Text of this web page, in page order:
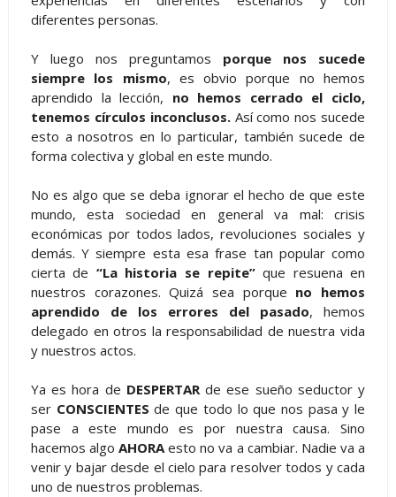
diferentes personas.
Y luego nos preguntamos porque nos sucede
siempre los mismo, es obvio porque no hemos
aprendido la lección, no hemos cerrado el ciclo,
tenemos círculos inconclusos.Así como nos sucede
esto a nosotros en lo particular, también sucede de
forma colectiva y global en este mundo.
No es algo que se deba ignorar el hecho de que este
mundo, esta sociedad en general va mal: crisis
económicas por todos lados, revoluciones sociales y
demás. Y siempre esta esa frase tan popular como
cierta de “La historia se repite”que resuena en
nuestros corazones. Quizá sea porque no hemos
aprendido de los errores del pasado, hemos
delegado en otros la responsabilidad de nuestra vida
y nuestros actos.
Ya es hora de DESPERTARde ese sueño seductor y
ser CONSCIENTES de que todo lo que nos pasa y le
pase a este mundo es por nuestra causa. Sino
hacemos algoAHORAesto no va a cambiar. Nadie va a
venir y bajar desde el cielo para resolver todos y cada
uno de nuestros problemas.